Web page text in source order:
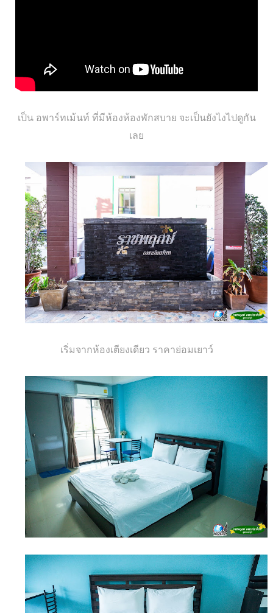
เป็น อพาร์ทเม้นท์ ที่มีห้องห้องพักสบาย จะเป็นยังไงไปดูกัน
เลย
เริ่มจากห้องเตียงเดียว ราคาย่อมเยาว์